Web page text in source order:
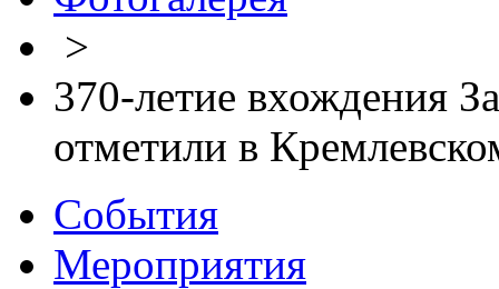
>
370-летие вхождения
отметили в
События
Мероприятия